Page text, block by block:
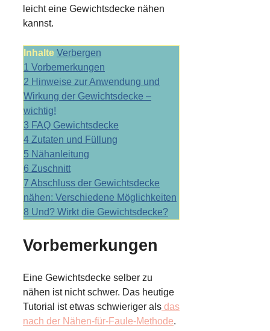
leicht eine Gewichtsdecke nähen
kannst.
Inhalte Verbergen
1 Vorbemerkungen
2 Hinweise zur Anwendung und
Wirkung der Gewichtsdecke –
wichtig!
3 FAQ Gewichtsdecke
4 Zutaten und Füllung
5 Nähanleitung
6 Zuschnitt
7 Abschluss der Gewichtsdecke
nähen: Verschiedene Möglichkeiten
8 Und? Wirkt die Gewichtsdecke?
Vorbemerkungen
Eine Gewichtsdecke selber zu
nähen ist nicht schwer. Das heutige
Tutorial ist etwas schwieriger als das
nach der Nähen-für-Faule-Methode.